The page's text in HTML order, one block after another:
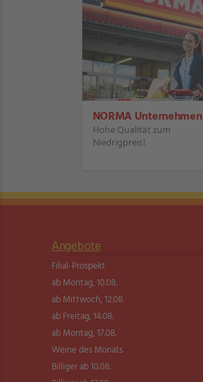
NORMA Unternehmen
Hohe Qualität zum
Niedrigpreis!
Angebote
Filial-Prospekt
ab Montag, 10.08.
ab Mittwoch, 12.08.
ab Freitag, 14.08.
ab Montag, 17.08.
Weine des Monats
Billiger ab 10.08.